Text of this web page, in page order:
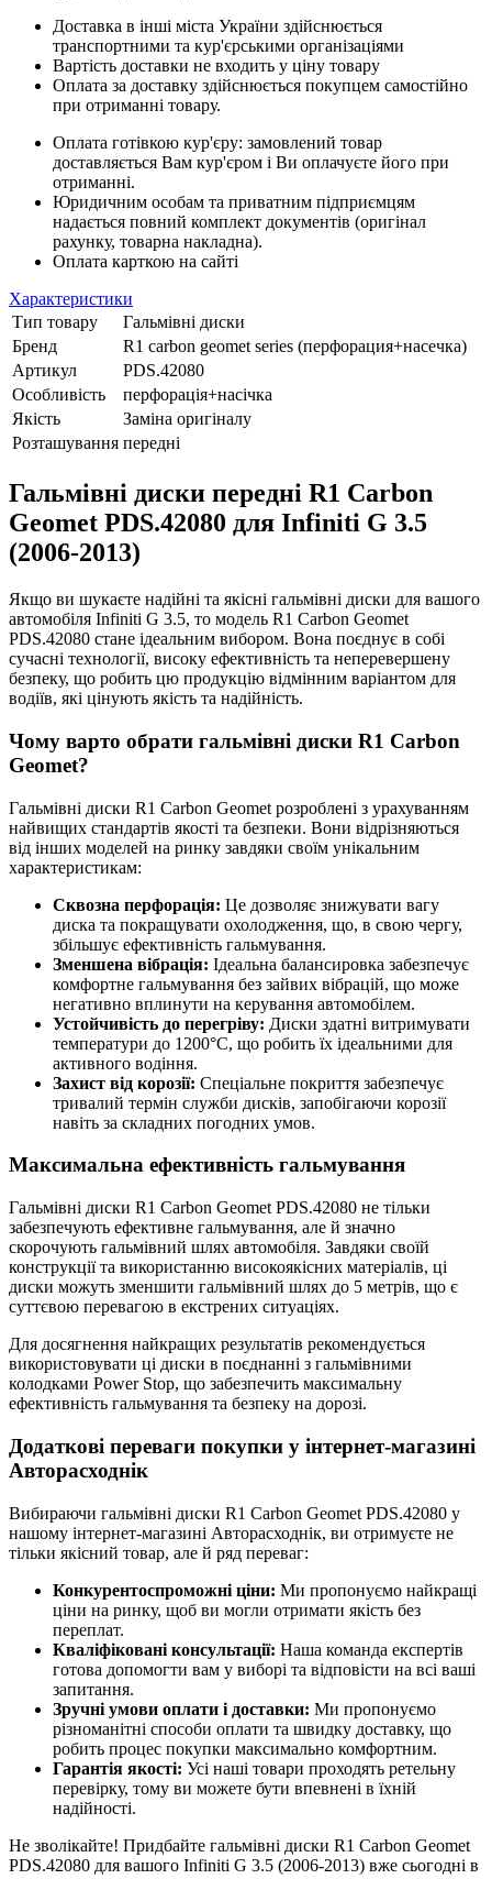
Доставка в інші міста України здійснюється
транспортними та кур'єрськими організаціями
Вартість доставки не входить у ціну товару
Оплата за доставку здійснюється покупцем самостійно
при отриманні товару.
Оплата готівкою кур'єру: замовлений товар
доставляється Вам кур'єром і Ви оплачуєте його при
отриманні.
Юридичним особам та приватним підприємцям
надається повний комплект документів (оригінал
рахунку, товарна накладна).
Оплата карткою на сайті
Характеристики
Тип товару
Гальмівні диски
Бренд
R1 carbon geomet series (перфорация+насечка)
Артикул
PDS.42080
Особливість
перфорація+насічка
Якість
Заміна оригіналу
Розташування передні
Гальмівні диски передні R1 Carbon
Geomet PDS.42080 для Infiniti G 3.5
(2006-2013)
Якщо ви шукаєте надійні та якісні гальмівні диски для вашого
автомобіля Infiniti G 3.5, то модель R1 Carbon Geomet
PDS.42080 стане ідеальним вибором. Вона поєднує в собі
сучасні технології, високу ефективність та неперевершену
безпеку, що робить цю продукцію відмінним варіантом для
водіїв, які цінують якість та надійність.
Чому варто обрати гальмівні диски R1 Carbon
Geomet?
Гальмівні диски R1 Carbon Geomet розроблені з урахуванням
найвищих стандартів якості та безпеки. Вони відрізняються
від інших моделей на ринку завдяки своїм унікальним
характеристикам:
Сквозна перфорація: Це дозволяє знижувати вагу
диска та покращувати охолодження, що, в свою чергу,
збільшує ефективність гальмування.
Зменшена вібрація: Ідеальна балансировка забезпечує
комфортне гальмування без зайвих вібрацій, що може
негативно вплинути на керування автомобілем.
Устойчивість до перегріву: Диски здатні витримувати
температури до 1200°C, що робить їх ідеальними для
активного водіння.
Захист від корозії: Спеціальне покриття забезпечує
тривалий термін служби дисків, запобігаючи корозії
навіть за складних погодних умов.
Максимальна ефективність гальмування
Гальмівні диски R1 Carbon Geomet PDS.42080 не тільки
забезпечують ефективне гальмування, але й значно
скорочують гальмівний шлях автомобіля. Завдяки своїй
конструкції та використанню високоякісних матеріалів, ці
диски можуть зменшити гальмівний шлях до 5 метрів, що є
суттєвою перевагою в екстрених ситуаціях.
Для досягнення найкращих результатів рекомендується
використовувати ці диски в поєднанні з гальмівними
колодками Power Stop, що забезпечить максимальну
ефективність гальмування та безпеку на дорозі.
Додаткові переваги покупки у інтернет-магазині
Авторасходнік
Вибираючи гальмівні диски R1 Carbon Geomet PDS.42080 у
нашому інтернет-магазині Авторасходнік, ви отримуєте не
тільки якісний товар, але й ряд переваг:
Конкурентоспроможні ціни: Ми пропонуємо найкращі
ціни на ринку, щоб ви могли отримати якість без
переплат.
Кваліфіковані консультації: Наша команда експертів
готова допомогти вам у виборі та відповісти на всі ваші
запитання.
Зручні умови оплати і доставки: Ми пропонуємо
різноманітні способи оплати та швидку доставку, що
робить процес покупки максимально комфортним.
Гарантія якості: Усі наші товари проходять ретельну
перевірку, тому ви можете бути впевнені в їхній
надійності.
Не зволікайте! Придбайте гальмівні диски R1 Carbon Geomet
PDS.42080 для вашого Infiniti G 3.5 (2006-2013) вже сьогодні в